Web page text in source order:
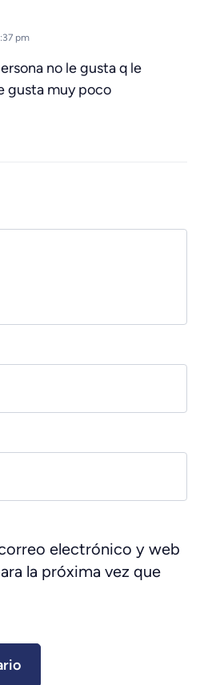
pm
no le gusta q le
gusta muy poco
electrónico y web
la próxima vez que